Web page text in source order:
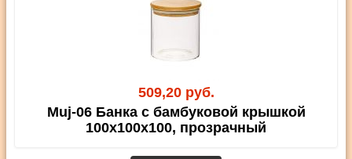
509,20 руб.
Muj-06 Банка с бамбуковой крышкой
100х100х100, прозрачный